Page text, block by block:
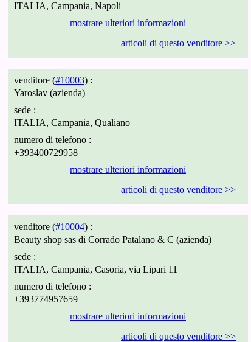
ITALIA, Campania, Napoli
mostrare ulteriori informazioni
articoli di questo venditore >>
venditore (#10003) :
Yaroslav (azienda)
sede :
ITALIA, Campania, Qualiano
numero di telefono :
+393400729958
mostrare ulteriori informazioni
articoli di questo venditore >>
venditore (#10004) :
Beauty shop sas di Corrado Patalano & C (azienda)
sede :
ITALIA, Campania, Casoria, via Lipari 11
numero di telefono :
+393774957659
mostrare ulteriori informazioni
articoli di questo venditore >>